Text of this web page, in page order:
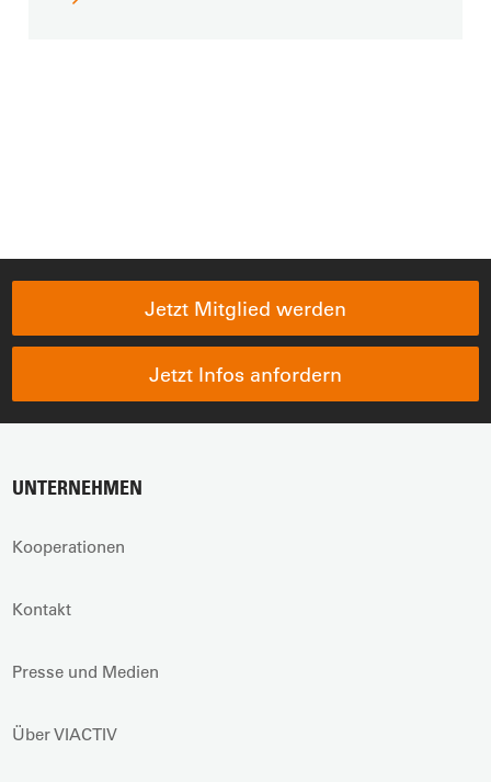
Jetzt Mitglied werden
Jetzt Infos anfordern
UNTERNEHMEN
Kooperationen
Kontakt
Presse und Medien
Über VIACTIV